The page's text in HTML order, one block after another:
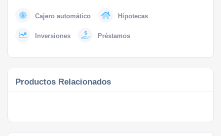
Cajero automático Hipotecas
Inversiones Préstamos
Productos Relacionados